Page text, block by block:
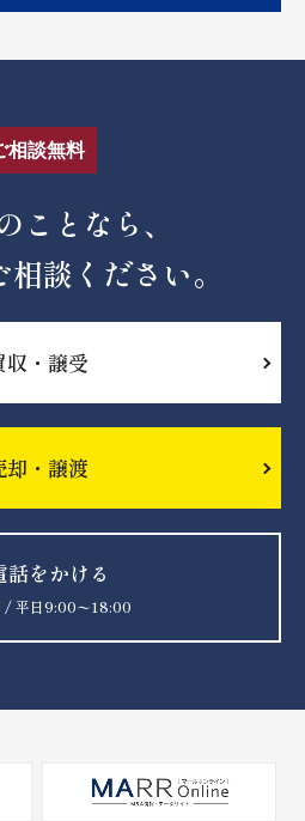
相談無料
となら、
談ください。
収・譲受
却・譲渡
話をかける
/ 平日9:00〜18:00